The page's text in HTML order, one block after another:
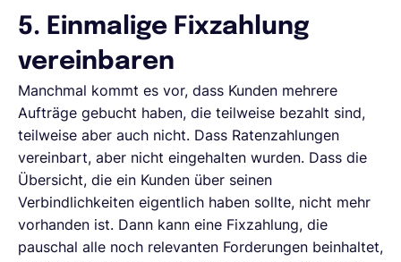
5. Einmalige Fixzahlung
vereinbaren
Manchmal kommt es vor, dass Kunden mehrere
Aufträge gebucht haben, die teilweise bezahlt sind,
teilweise aber auch nicht. Dass Ratenzahlungen
vereinbart, aber nicht eingehalten wurden. Dass die
Übersicht, die ein Kunden über seinen
Verbindlichkeiten eigentlich haben sollte, nicht mehr
vorhanden ist. Dann kann eine Fixzahlung, die
pauschal alle noch relevanten Forderungen beinhaltet,